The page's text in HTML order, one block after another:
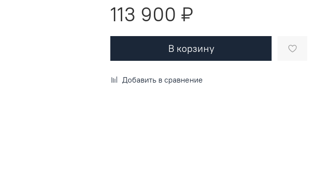
113 900 ₽
В корзину
Добавить в сравнение